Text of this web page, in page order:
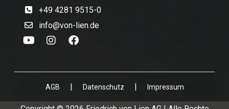
+49 4281 9515-0
info@von-lien.de
AGB | Datenschutz | Impressum